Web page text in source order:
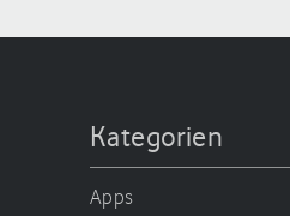
Kategorien
Apps